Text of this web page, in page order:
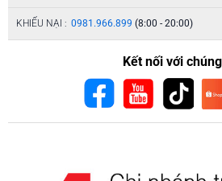
KHIẾU NẠI : 0981.966.899 (8:00 - 20:00)
Kết nối với